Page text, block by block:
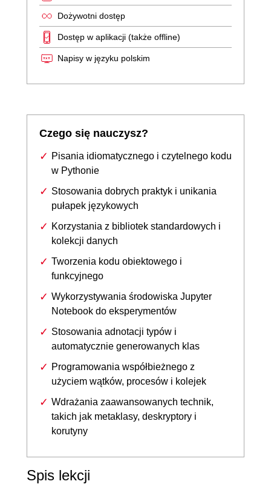
Dożywotni dostęp
Dostęp w aplikacji (także offline)
Napisy w języku polskim
Czego się nauczysz?
Pisania idiomatycznego i czytelnego kodu
w Pythonie
Stosowania dobrych praktyk i unikania
pułapek językowych
Korzystania z bibliotek standardowych i
kolekcji danych
Tworzenia kodu obiektowego i
funkcyjnego
Wykorzystywania środowiska Jupyter
Notebook do eksperymentów
Stosowania adnotacji typów i
automatycznie generowanych klas
Programowania współbieżnego z
użyciem wątków, procesów i kolejek
Wdrażania zaawansowanych technik,
takich jak metaklasy, deskryptory i
korutyny
Spis lekcji